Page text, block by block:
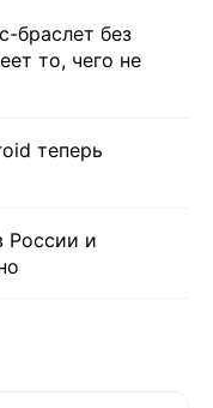
браслет без
то, чего не
теперь
России и